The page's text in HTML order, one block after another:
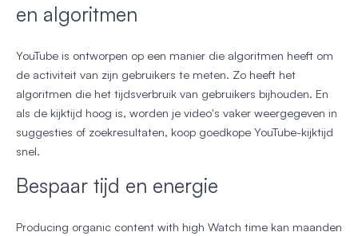
en algoritmen
YouTube is ontworpen op een manier die algoritmen heeft om
de activiteit van zijn gebruikers te meten. Zo heeft het
algoritmen die het tijdsverbruik van gebruikers bijhouden. En
als de kijktijd hoog is, worden je video's vaker weergegeven in
suggesties of zoekresultaten, koop goedkope YouTube-kijktijd
snel.
Bespaar tijd en energie
Producing organic content with high Watch time kan maanden